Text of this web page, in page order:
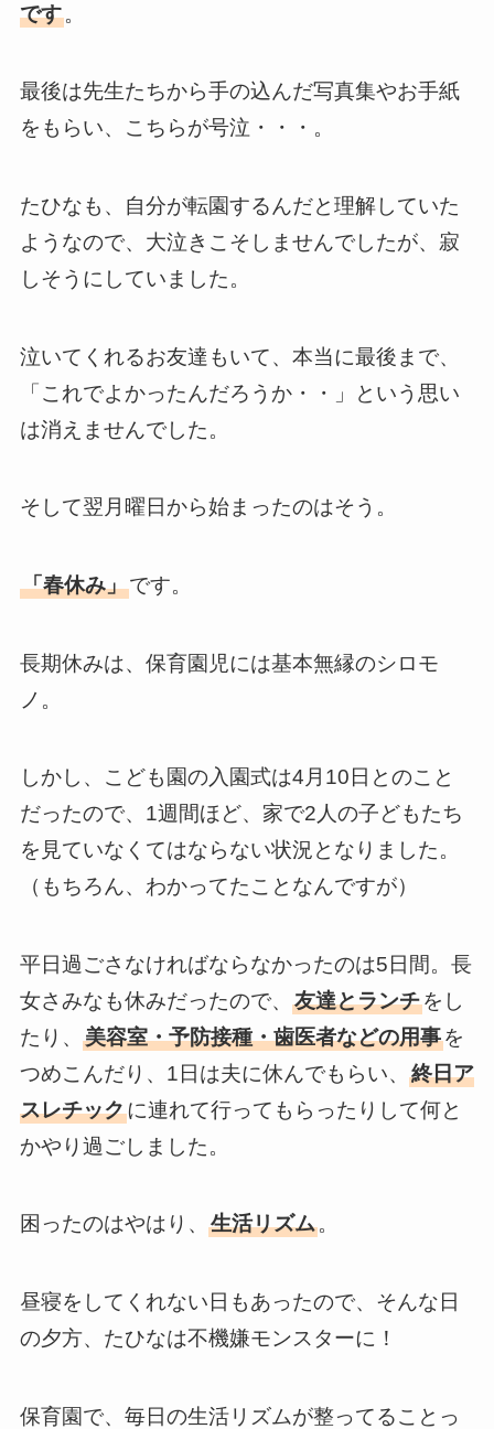
です。
最後は先生たちから手の込んだ写真集やお手紙
をもらい、こちらが号泣・・・。
たひなも、自分が転園するんだと理解していた
ようなので、大泣きこそしませんでしたが、寂
しそうにしていました。
泣いてくれるお友達もいて、本当に最後まで、
「これでよかったんだろうか・・」という思い
は消えませんでした。
そして翌月曜日から始まったのはそう。
「春休み」です。
長期休みは、保育園児には基本無縁のシロモ
ノ。
しかし、こども園の入園式は4月10日とのこと
だったので、1週間ほど、家で2人の子どもたち
を見ていなくてはならない状況となりました。
（もちろん、わかってたことなんですが）
平日過ごさなければならなかったのは5日間。長
女さみなも休みだったので、 友達とランチをし
たり、 美容室・予防接種・歯医者などの用事を
つめこんだり、1日は夫に休んでもらい、 終日ア
スレチックに連れて行ってもらったりして何と
かやり過ごしました。
困ったのはやはり、 生活リズム。
昼寝をしてくれない日もあったので、そんな日
の夕方、たひなは不機嫌モンスターに！
保育園で、毎日の生活リズムが整ってることっ